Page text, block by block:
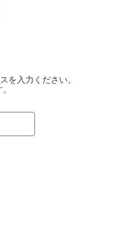
を入力ください。